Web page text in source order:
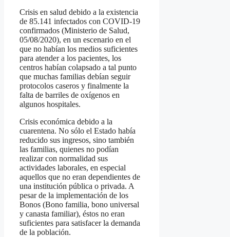
Crisis en salud debido a la existencia
de 85.141 infectados con COVID-19
confirmados (Ministerio de Salud,
05/08/2020), en un escenario en el
que no habían los medios suficientes
para atender a los pacientes, los
centros habían colapsado a tal punto
que muchas familias debían seguir
protocolos caseros y finalmente la
falta de barriles de oxígenos en
algunos hospitales.
Crisis económica debido a la
cuarentena. No sólo el Estado había
reducido sus ingresos, sino también
las familias, quienes no podían
realizar con normalidad sus
actividades laborales, en especial
aquellos que no eran dependientes de
una institución pública o privada. A
pesar de la implementación de los
Bonos (Bono familia, bono universal
y canasta familiar), éstos no eran
suficientes para satisfacer la demanda
de la población.